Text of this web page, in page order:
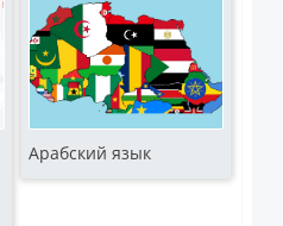
Арабский язык